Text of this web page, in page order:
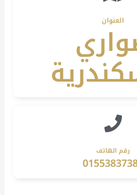
العنوان
رقم الهاتف